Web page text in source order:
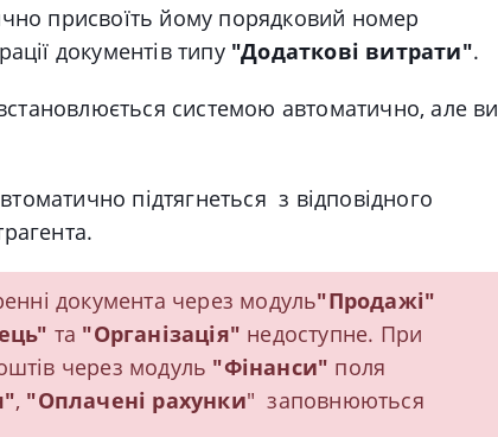
присвоїть йому порядковий номер
документів типу "Додаткові витрати".
системою автоматично, але ви
втоматично підтягнеться з відповідного
документа через модуль"Продажі"
та "Організація" недоступне. При
через модуль "Фінанси" поля
, "Оплачені рахунки" заповнюються